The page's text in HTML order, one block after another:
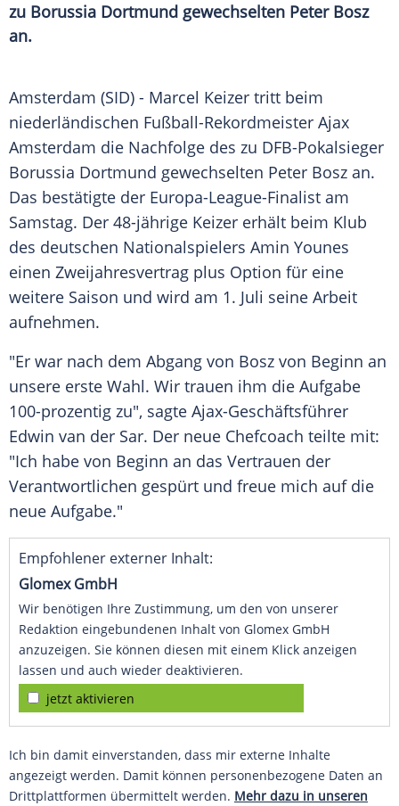
zu Borussia Dortmund gewechselten Peter Bosz
an.
Amsterdam (SID) - Marcel Keizer tritt beim
niederländischen Fußball-Rekordmeister Ajax
Amsterdam die Nachfolge des zu DFB-Pokalsieger
Borussia Dortmund gewechselten Peter Bosz an.
Das bestätigte der Europa-League-Finalist am
Samstag. Der 48-jährige Keizer erhält beim Klub
des deutschen Nationalspielers Amin Younes
einen Zweijahresvertrag plus Option für eine
weitere Saison und wird am 1. Juli seine Arbeit
aufnehmen.
"Er war nach dem Abgang von Bosz von Beginn an
unsere erste Wahl. Wir trauen ihm die Aufgabe
100-prozentig zu", sagte Ajax-Geschäftsführer
Edwin van der Sar. Der neue Chefcoach teilte mit:
"Ich habe von Beginn an das Vertrauen der
Verantwortlichen gespürt und freue mich auf die
neue Aufgabe."
Empfohlener externer Inhalt:
Glomex GmbH
Wir benötigen Ihre Zustimmung, um den von unserer
Redaktion eingebundenen Inhalt von Glomex GmbH
anzuzeigen. Sie können diesen mit einem Klick anzeigen
lassen und auch wieder deaktivieren.
jetzt aktivieren
Ich bin damit einverstanden, dass mir externe Inhalte
angezeigt werden. Damit können personenbezogene Daten an
Drittplattformen übermittelt werden. Mehr dazu in unseren